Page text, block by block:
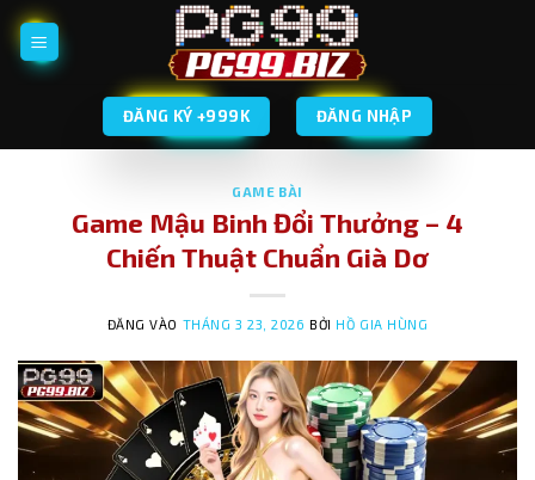
Bỏ
qua
ĐĂNG KÝ +999K ĐĂNG NHẬP
GAME BÀI
Game Mậu Binh Đổi Thưởng – 4
Chiến Thuật Chuẩn Già Dơ
ĐĂNG VÀO THÁNG 3 23, 2026 BỞI HỒ GIA HÙNG